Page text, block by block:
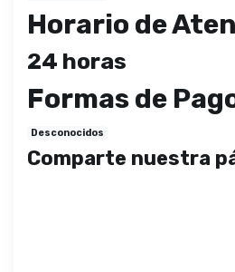
Horario de
24 horas
Formas de
Desconocidos
Comparte nuestra